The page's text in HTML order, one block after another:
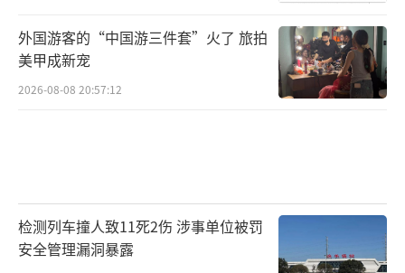
外国游客的“中国游三件套”火了 旅拍
美甲成新宠
2026-08-08 20:57:12
检测列车撞人致11死2伤 涉事单位被罚
安全管理漏洞暴露